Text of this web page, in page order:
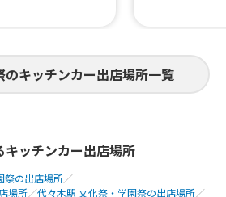
、ラップサンド、
姜焼き丼、豚キ
、スープカレー
のキッチンカー出店場所一覧
キッチンカー出店場所
祭の出店場所／
場所／代々木駅 文化祭・学園祭の出店場所／